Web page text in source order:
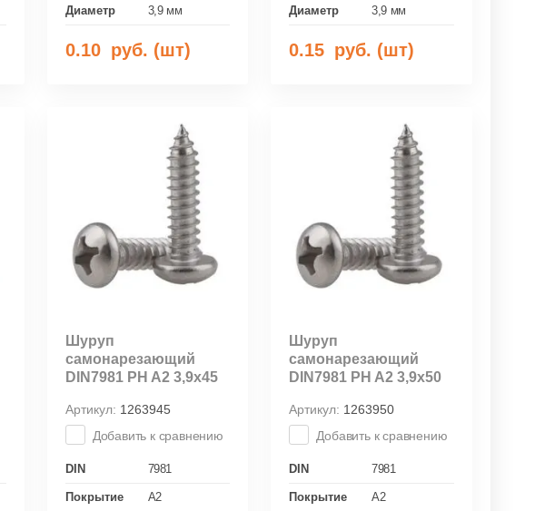
Диаметр 3,9 мм
0.10 руб. (шт)
Диаметр 3,9 мм
0.15 руб. (шт)
Шуруп
самонарезающий
DIN7981 PH A2 3,9х45
Артикул: 1263945
Добавить к сравнению
DIN 7981
Покрытие A2
Шуруп
самонарезающий
DIN7981 PH A2 3,9х50
Артикул: 1263950
Добавить к сравнению
DIN 7981
Покрытие A2